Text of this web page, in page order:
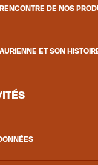
DE NOS
ET SON
samedi